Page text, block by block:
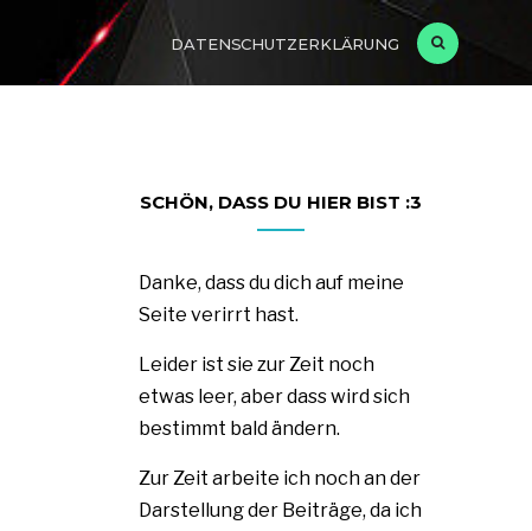
DATENSCHUTZERKLÄRUNG
SCHÖN, DASS DU HIER BIST :3
Danke, dass du dich auf meine
Seite verirrt hast.
Leider ist sie zur Zeit noch
etwas leer, aber dass wird sich
bestimmt bald ändern.
Zur Zeit arbeite ich noch an der
Darstellung der Beiträge, da ich